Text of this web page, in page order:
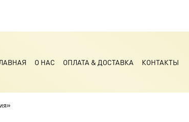
О НАС ОПЛАТА & ДОСТАВКА КОНТАКТЫ